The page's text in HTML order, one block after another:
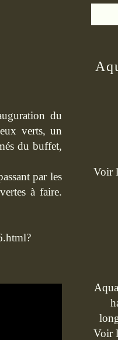
du
verts, un
du buffet,
par les
à faire.
Voir
Voir